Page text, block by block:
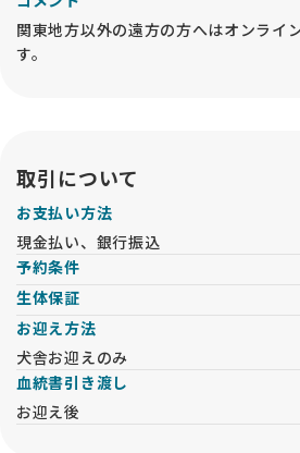
関東地方以外の遠方の方へはオンライ
す。
取引について
お支払い方法
現金払い、銀行振込
予約条件
生体保証
お迎え方法
犬舎お迎えのみ
血統書引き渡し
お迎え後